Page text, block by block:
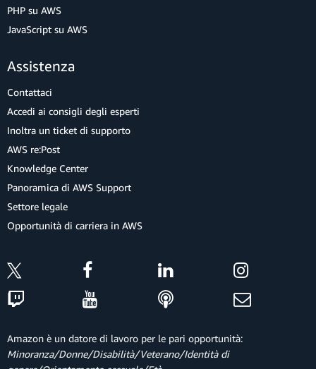
PHP su AWS
JavaScript su AWS
Assistenza
Contattaci
Accedi ai consigli degli esperti
Inoltra un ticket di supporto
AWS re:Post
Knowledge Center
Panoramica di AWS Support
Settore legale
Opportunità di carriera in AWS
Amazon è un datore di lavoro per le pari opportunità:
Minoranza/Donne/Disabilità/Veterano/Identità di